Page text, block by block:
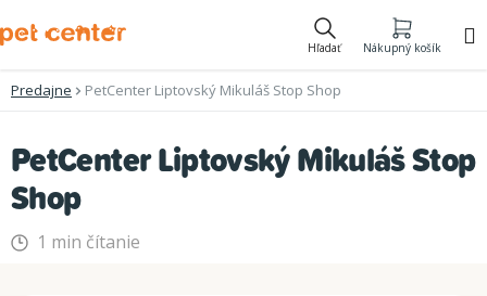
na
Hľadať Nákupný košík
Predajne PetCenter Liptovský Mikuláš Stop Shop
PetCenter Liptovský Mikuláš Stop
Shop
1 min čítanie